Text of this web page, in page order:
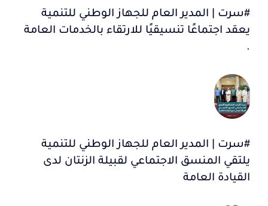
#سرت | المدير العام للجهاز الوطني للتنمية
يعقد اجتماعًا تنسيقيًا للارتقاء بالخدمات العامة
.
#سرت | المدير العام للجهاز الوطني للتنمية
يلتقي المنسق الاجتماعي لقبيلة الزنتان لدى
القيادة العامة